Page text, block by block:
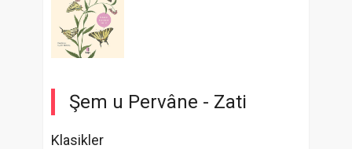
Şem u Pervâne - Zati
Klasikler